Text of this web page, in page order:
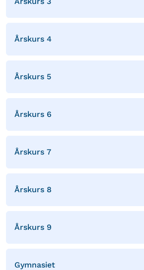
Årskurs 4
Årskurs 5
Årskurs 6
Årskurs 7
Årskurs 8
Årskurs 9
Gymnasiet